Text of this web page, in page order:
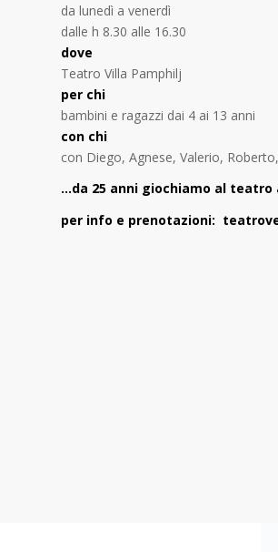
da lunedì a venerdì
dalle h 8.30 alle 16.30
dove
Teatro Villa Pamphilj
per chi
bambini e ragazzi dai 4 ai 13 anni
con chi
con Diego, Agnese, Valerio,
…da 25 anni giochiamo al teatro
per info e prenotazioni: